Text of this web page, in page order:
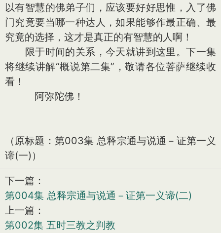
以有智慧的佛弟子们，应该要好好思惟，入了佛
门究竟要当哪一种达人，如果能够作最正确、最
究竟的选择，这才是真正的有智慧的人啊！
限于时间的关系，今天就讲到这里。下一集
将继续讲解“概说第二集”，敬请各位菩萨继续收
看！
阿弥陀佛！
（原标题：第003集 总释宗通与说通－证第一义
谛(一)）
下一篇：
第004集 总释宗通与说通－证第一义谛(二)
上一篇：
第002集 五时三教之判教